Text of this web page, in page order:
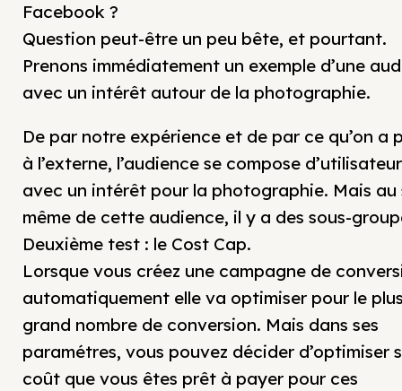
Facebook ?
Question peut-être un peu bête, et pourtant.
Prenons immédiatement un exemple d’une
avec un intérêt autour de la photographie.
De par notre expérience et de par ce qu’on a
à l’externe, l’audience se compose
avec un intérêt pour la photographie. Mais au
même de cette audience, il y a des sous-
Deuxième test : le Cost Cap.
Lorsque vous créez une campagne de
automatiquement elle va optimiser pour le
grand nombre de conversion. Mais dans ses
paramétres, vous pouvez décider d’optimiser
coût que vous êtes prêt à payer pour ces